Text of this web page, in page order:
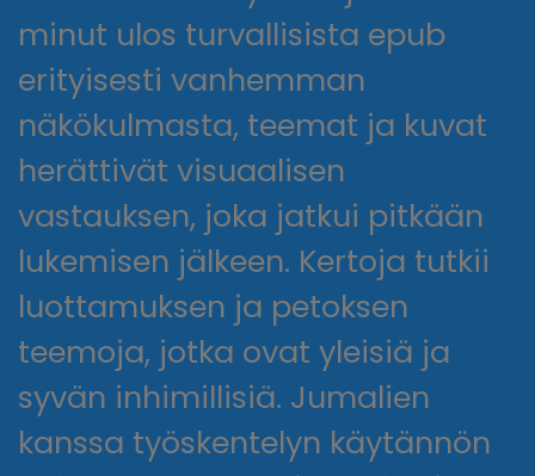
minut ulos turvallisista epub
erityisesti vanhemman
näkökulmasta, teemat ja kuvat
herättivät visuaalisen
vastauksen, joka jatkui pitkään
lukemisen jälkeen. Kertoja tutkii
luottamuksen ja petoksen
teemoja, jotka ovat yleisiä ja
syvän inhimillisiä. Jumalien
kanssa työskentelyn käytännön